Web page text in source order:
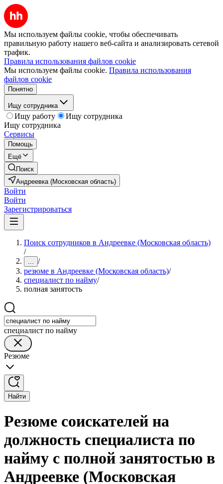
Мы используем файлы cookie, чтобы обеспечивать
правильную работу нашего веб-сайта и анализировать сетевой
трафик.
Правила использования файлов cookie
Мы используем файлы cookie. Правила использования
файлов cookie
Понятно
Ищу сотрудника
Ищу работу
Ищу сотрудника
Ищу сотрудника
Сервисы
Помощь
Ещё
Поиск
Андреевка (Московская область)
Войти
Войти
Зарегистрироваться
Поиск сотрудников в Андреевке (Московская область)
/
... /
резюме в Андреевке (Московская область)/
специалист по найму/
полная занятость
специалист по найму
Резюме
Найти
Резюме соискателей на
должность специалиста по
найму с полной занятостью в
Андреевке (Московская